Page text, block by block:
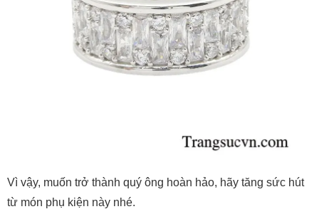
Vì vậy, muốn trở thành quý ông hoàn hảo, hãy tăng sức hút
từ món phụ kiện này nhé.